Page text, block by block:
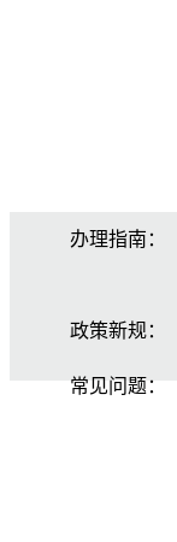
办理指南：
政策新规：
常见问题：